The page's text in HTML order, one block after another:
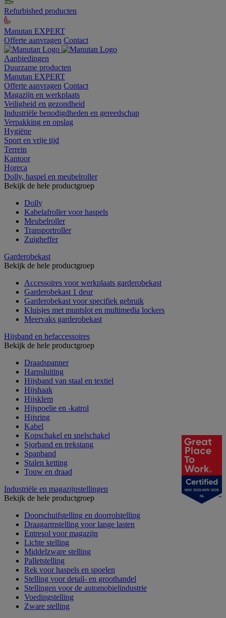
Refurbished producten
Manutan EXPERT
Offerte aanvragen Contact
Aanbiedingen
Duurzame producten
Manutan EXPERT
Offerte aanvragen Contact
Magazijn en werkplaats
Veiligheid en gezondheid
Industriële benodigdheden en gereedschap
Verpakking en opslag
Hygiëne
Sport en vrije tijd
Terrein
Kantoor
Horeca
Dolly, haspel en meubelroller
Bekijk de hele productgroep
Dolly
Kabelafroller voor haspels
Meubelroller
Transportroller
Zuigheffer
Garderobekast
Bekijk de hele productgroep
Accessoires voor werkplaats garderobekast
Garderobekast 1 deur
Garderobekast voor specifiek gebruik
Kluisjes met muntslot en multimedia lockers
Meervaks garderobekast
Hijsband en hefaccessoires
Bekijk de hele productgroep
Draadspanner
Harpsluiting
Hijsband van staal en textiel
Hijshaak
Hijsklem
Hijspoelie en -katrol
Hijsring
Kabel
Kopschakel en snelschakel
Sjorband en trekstang
Spanband
Stalen ketting
Touw en draad
Industriële en magazijnstellingen
Bekijk de hele productgroep
Doorschuifstelling en doorrolstelling
Draagarmstelling voor lange lasten
Entresol voor magazijn
Lichte stelling
Middelzware stelling
Palletstelling
Rek voor haspels en spoelen
Stelling voor detail- en groothandel
Stellingen voor de automobielindustrie
Voedingstelling
Zware stelling
NOV 2025-NOV 2026
NL